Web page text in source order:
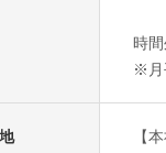
時
※月
【